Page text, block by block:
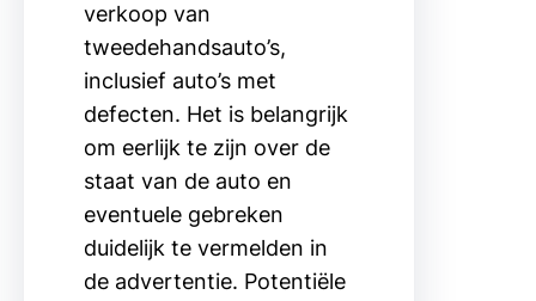
verkoop van
tweedehandsauto’s,
inclusief auto’s met
defecten. Het is belangrijk
om eerlijk te zijn over de
staat van de auto en
eventuele gebreken
duidelijk te vermelden in
de advertentie. Potentiële